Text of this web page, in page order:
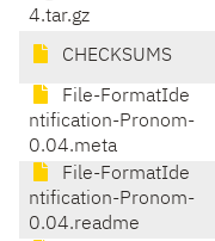
4.tar.gz
CHECKSUMS
File-FormatIde
ntification-Pronom-
0.04.meta
File-FormatIde
ntification-Pronom-
0.04.readme